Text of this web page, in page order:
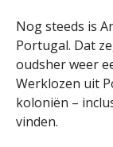
Nog steeds is
Portugal. Dat
oudsher weer
Werklozen uit
koloniën –
vinden.